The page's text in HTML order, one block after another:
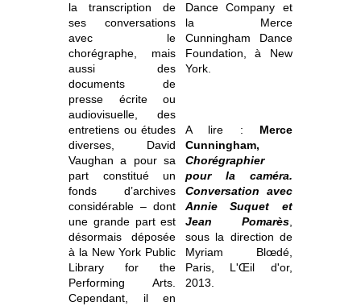
la transcription de
ses conversations
avec le
chorégraphe, mais
aussi des
documents de
presse écrite ou
audiovisuelle, des
entretiens ou études
diverses, David
Vaughan a pour sa
part constitué un
fonds d’archives
considérable – dont
une grande part est
désormais déposée
à la New York Public
Library for the
Performing Arts.
Cependant, il en
Dance Company et
la Merce
Cunningham Dance
Foundation, à New
York.
A lire : Merce
Cunningham,
Chorégraphier
pour la caméra.
Conversation avec
Annie Suquet et
Jean Pomarès
sous la direction de
Myriam Blœdé,
Paris, L'Œil d'or,
2013.